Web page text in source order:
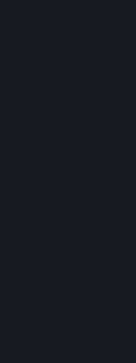
若我们确认我们的终端发生个
启动应急预案，阻止安全事件
的内容和影响、已采取或将要
低风险的建议、针对您提供的
或个人信息保护工作机构的联
知、公告等形式告知您。当难
们会采取合理、有效的方式发
我们还将根据网络安全事件的
性文件或政府的政策、命令等
除和恢复等措施进行实施应急
我们的个人信息保护措施有任
定的联系方式联系我们。如您
的个人信息泄密，尤其是您的
通过本政策第十条约定的联系
您有权随时访问、更正或补充
1. 您可以通过平台客户端在您
2. 您可以通过本政策第十条列
请注意，您注册时提交的实名